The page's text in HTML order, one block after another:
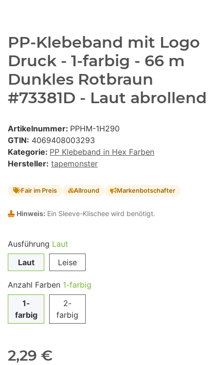
PP-Klebeband mit Logo
Druck - 1-farbig - 66 m
Dunkles Rotbraun
#73381D - Laut abrollend
Artikelnummer: PPHM-1H290
GTIN: 4069408003293
Kategorie: PP Klebeband in Hex Farben
Hersteller: tapemonster
Fair im Preis Allround Markenbotschafter
Hinweis: Ein Sleeve-Klischee wird benötigt.
Ausführung Laut
Laut
Leise
Anzahl Farben 1-farbig
1-
farbig
2-
farbig
2,29 €